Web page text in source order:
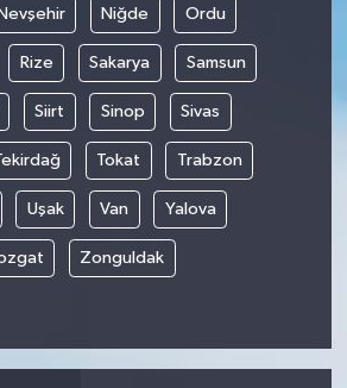
Nevşehir Niğde Ordu
Rize Sakarya Samsun
Siirt Sinop Sivas
Tokat Trabzon
Uşak Van Yalova
Zonguldak